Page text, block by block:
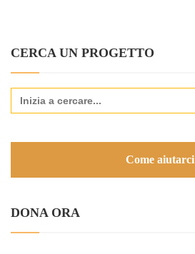
CERCA UN PROGETTO
Search
for:
Come aiutarci
DONA ORA